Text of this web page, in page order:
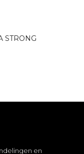
STRONG
en